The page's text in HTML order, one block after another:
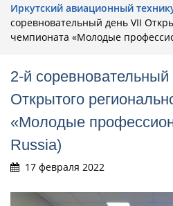
Иркутский авиационный
соревновательный день VII
чемпионата «Молодые
2-й соревновательный
Открытого
«Молодые
Russia)
17 февраля 2022